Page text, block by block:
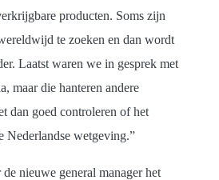
producten. Soms zijn
te zoeken en dan wordt
Laatst waren we in gesprek met
maar die hanteren andere
dan goed controleren of het
Nederlandse wetgeving.”
nieuwe general manager het